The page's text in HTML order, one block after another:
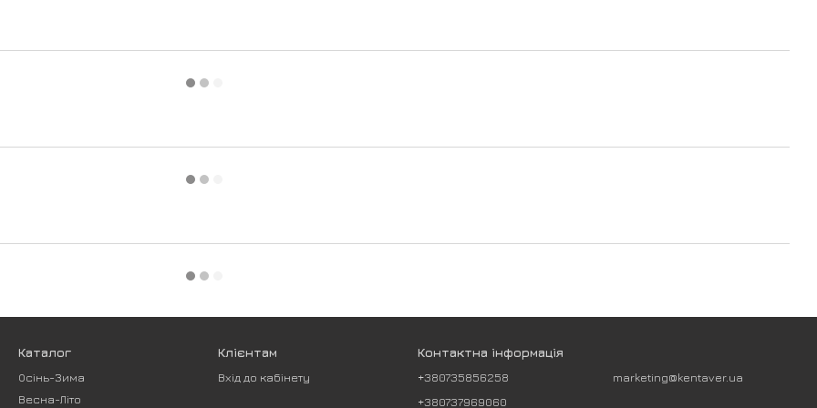
Каталог
Осінь-Зима
Весна-Літо
Клієнтам
Вхід до кабінету
Контактна інформація
+380735856258
+380737969060
marketing@kentaver.ua